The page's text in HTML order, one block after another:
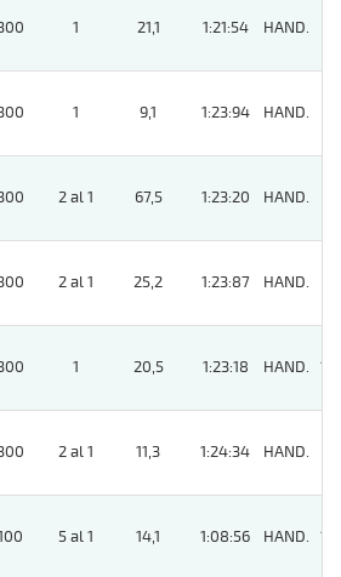
1 21,1 1:21:54 HAND.
1 9,1 1:23:94 HAND.
2 al 1 67,5 1:23:20 HAND.
2 al 1 25,2 1:23:87 HAND.
1 20,5 1:23:18 HAND. 10
2 al 1 11,3 1:24:34 HAND.
5 al 1 14,1 1:08:56 HAND. 10